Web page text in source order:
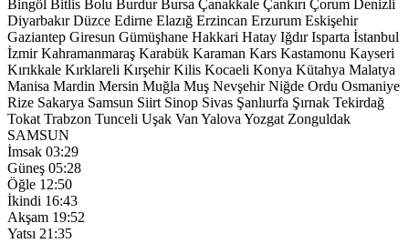
Bingöl Bitlis Bolu Burdur Bursa Çanakkale Çankırı Çorum Denizli
Diyarbakır Düzce Edirne Elazığ Erzincan Erzurum Eskişehir
Gaziantep Giresun Gümüşhane Hakkari Hatay Iğdır Isparta İstanbul
İzmir Kahramanmaraş Karabük Karaman Kars Kastamonu Kayseri
Kırıkkale Kırklareli Kırşehir Kilis Kocaeli Konya Kütahya Malatya
Manisa Mardin Mersin Muğla Muş Nevşehir Niğde Ordu Osmaniye
Rize Sakarya Samsun Siirt Sinop Sivas Şanlıurfa Şırnak Tekirdağ
Tokat Trabzon Tunceli Uşak VanYalovaYozgat Zonguldak
SAMSUN
İmsak 03:29
Güneş 05:28
Öğle 12:50
İkindi 16:43
Akşam 19:52
Yatsı 21:35